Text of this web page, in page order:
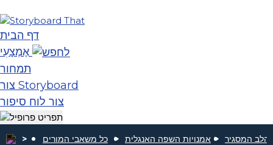
דף הבית
אֶמְצָעִי
תמחור
צור Storyboard
צור לוח סיפור
כל משאבי המורים אמנויות השפה האנגלית הלב המסגיר